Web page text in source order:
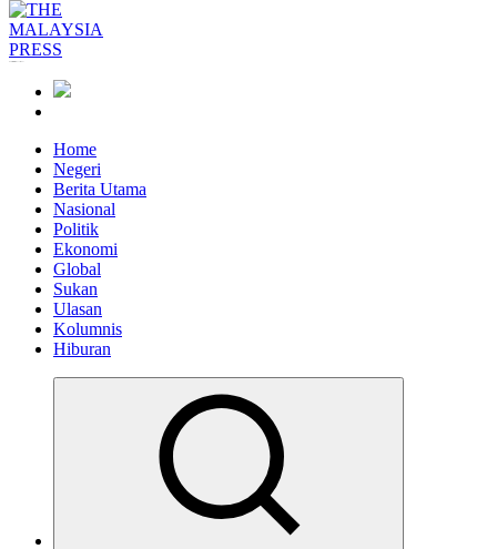
Home
Negeri
Berita Utama
Nasional
Politik
Ekonomi
Global
Sukan
Ulasan
Kolumnis
Hiburan